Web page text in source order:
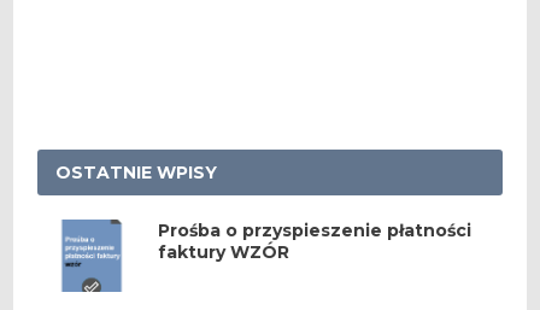
OSTATNIE WPISY
Prośba o przyspieszenie płatności
faktury WZÓR